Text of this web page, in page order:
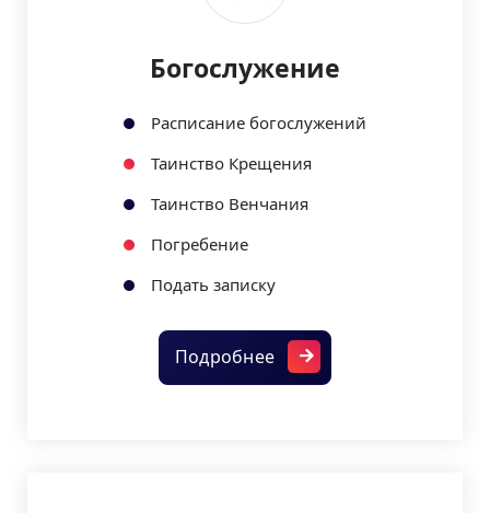
Богослужение
Расписание богослужений
Таинство Крещения
Таинство Венчания
Погребение
Подать записку
Подробнее